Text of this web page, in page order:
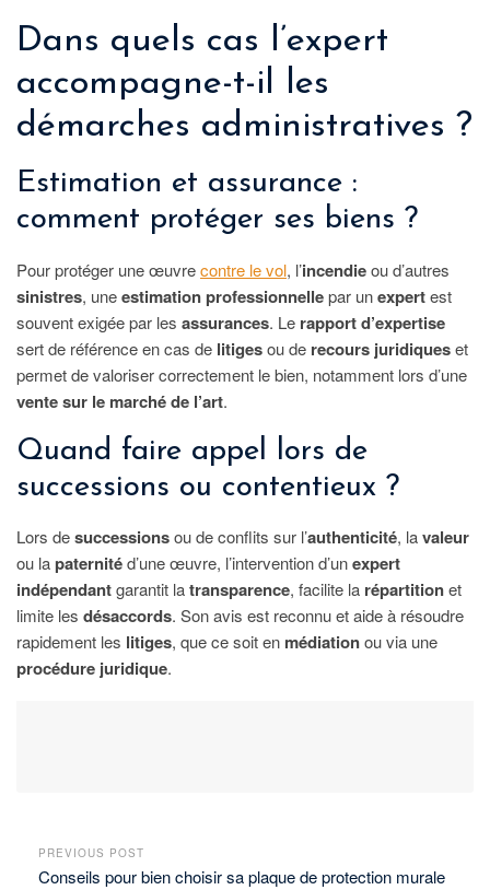
Dans quels cas l’expert
accompagne-t-il les
démarches administratives ?
Estimation et assurance :
comment protéger ses biens ?
Pour protéger une œuvrecontre le vol, l’incendieou d’autres
sinistres, uneestimation professionnellepar unexpertest
souvent exigée par les assurances. Le rapport d’expertise
sert de référence en cas de litigesou de recours juridiqueset
permet de valoriser correctement le bien, notamment lors d’une
vente sur le marché de l’art.
Quand faire appel lors de
successions ou contentieux ?
Lors desuccessionsou de conflits sur l’authenticité, lavaleur
ou lapaternitéd’une œuvre, l’intervention d’unexpert
indépendantgarantit latransparence, facilite la répartitionet
limite les désaccords. Son avis est reconnu et aide à résoudre
rapidement les litiges, que ce soit en médiationou via une
procédure juridique.
PREVIOUS POST
Conseils pour bien choisir sa plaque de protection murale